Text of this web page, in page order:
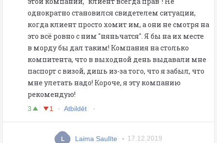
однократно становился свидетелем ситуации,
когда клиент просто хомит им, а они не смотря на
это всё ровно с ним "няньчатся". Я бы на их месте
в морду бы дал таким! Компания на столько
компитента, что в выходной день выдавали мне
паспорт с визой, дишь из-за того, что я забыл, что
мне улетать надо! Короче, я эту компанию
рекомендую!
3 1 Atbildēt
L Laima Saulīte 17.12.2019